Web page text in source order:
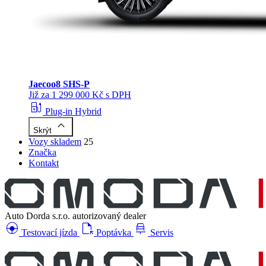
Jaecoo8 SHS-P
Již za 1 299 000 Kč s DPH
ev_station Plug-in Hybrid
Skrýt keyboard_arrow_up
Vozy skladem 25
Značka
Kontakt
Auto Dorda s.r.o. autorizovaný dealer
search_hands_free Testovací jízda file_open Poptávka car_repair Servis